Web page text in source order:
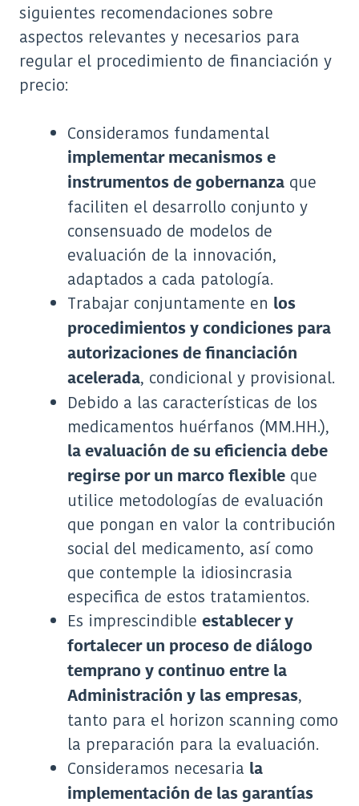
siguientes recomendaciones sobre
aspectos relevantes y necesarios para
regular el procedimiento de financiación y
precio:
Consideramos fundamental
implementar mecanismos e
instrumentos de gobernanza que
faciliten el desarrollo conjunto y
consensuado de modelos de
evaluación de la innovación,
adaptados a cada patología.
Trabajar conjuntamente en los
procedimientos y condiciones para
autorizaciones de financiación
acelerada, condicional y provisional.
Debido a las características de los
medicamentos huérfanos (MM.HH.),
la evaluación de su eficiencia debe
regirse por un marco flexible que
utilice metodologías de evaluación
que pongan en valor la contribución
social del medicamento, así como
que contemple la idiosincrasia
especifica de estos tratamientos.
Es imprescindible establecer y
fortalecer un proceso de diálogo
temprano y continuo entre la
Administración y las empresas,
tanto para el horizon scanning como
la preparación para la evaluación.
Consideramos necesaria la
implementación de las garantías